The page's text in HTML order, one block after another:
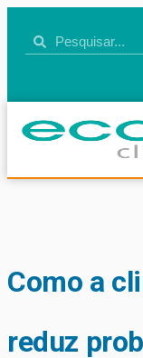
Como a
reduz